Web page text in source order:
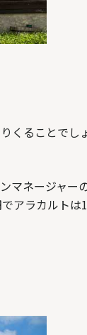
くることでし
マネージャー
アラカルト